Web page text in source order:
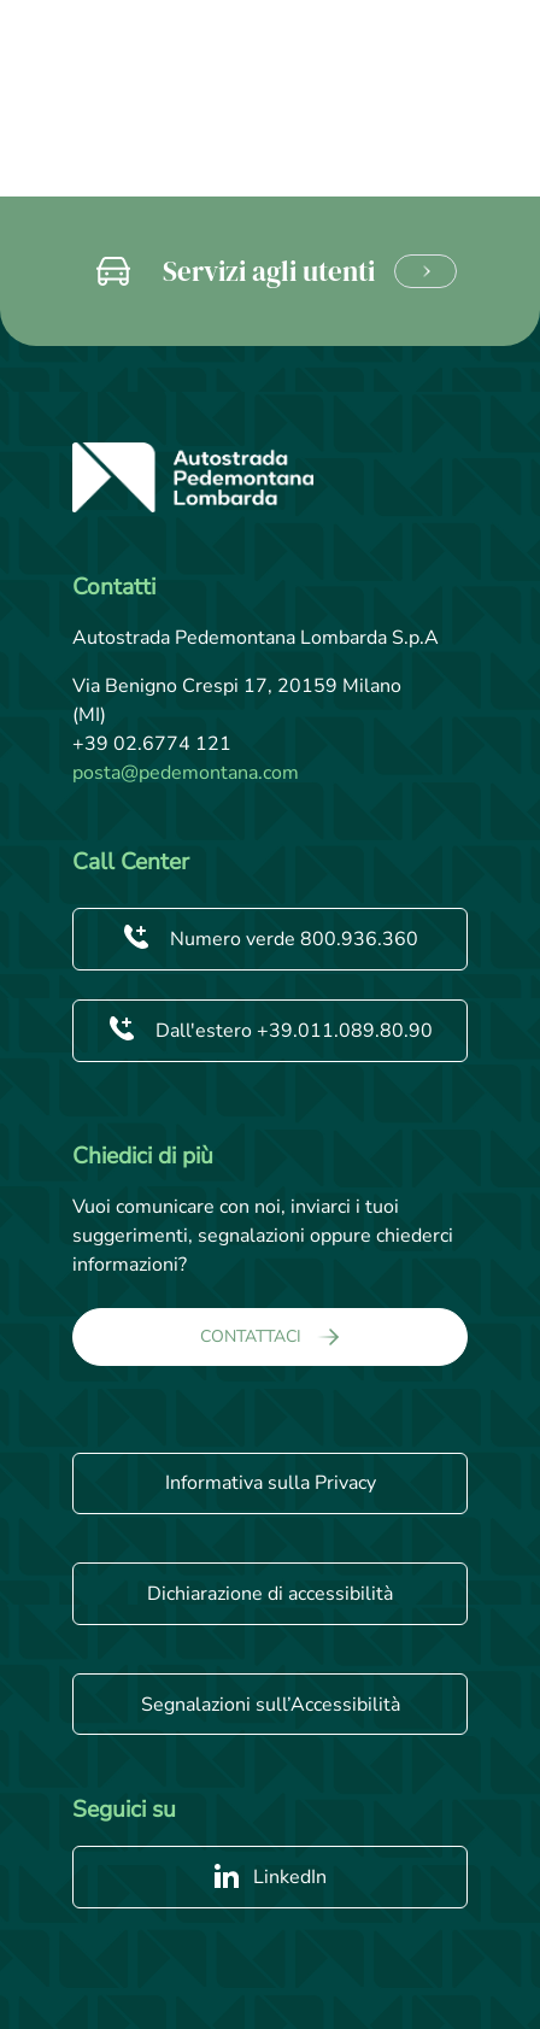
Servizi agli utenti
CLICCA
SCOPRI
Contatti
Autostrada Pedemontana Lombarda S.p.A
Via Benigno Crespi 17, 20159 Milano
(MI)
+39 02.6774 121
posta@pedemontana.com
Call Center
Numero verde 800.936.360
Dall'estero +39.011.089.80.90
Chiedici di più
Vuoi comunicare con noi, inviarci i tuoi
suggerimenti, segnalazioni oppure chiederci
informazioni?
CONTATTACI
Informativa sulla Privacy
Dichiarazione di accessibilità
Segnalazioni sull’Accessibilità
Seguici su
LinkedIn